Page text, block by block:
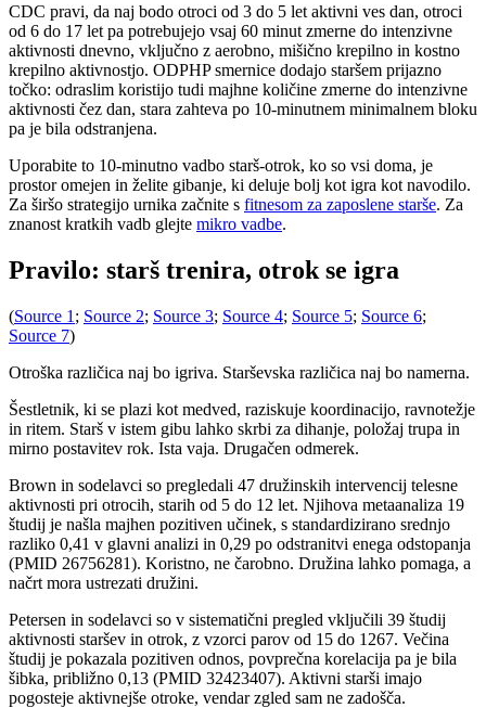
CDC pravi, da naj bodo otroci od 3 do 5 let aktivni ves dan, otroci
od 6 do 17 let pa potrebujejo vsaj 60 minut zmerne do intenzivne
aktivnosti dnevno, vključno z aerobno, mišično krepilno in kostno
krepilno aktivnostjo. ODPHP smernice dodajo staršem prijazno
točko: odraslim koristijo tudi majhne količine zmerne do intenzivne
aktivnosti čez dan, stara zahteva po 10-minutnem minimalnem bloku
pa je bila odstranjena.
Uporabite to 10-minutno vadbo starš-otrok, ko so vsi doma, je
prostor omejen in želite gibanje, ki deluje bolj kot igra kot navodilo.
Za širšo strategijo urnika začnite s fitnesom za zaposlene starše. Za
znanost kratkih vadb glejte mikro vadbe.
Pravilo: starš trenira, otrok se igra
(Source 1 ; Source 2; Source 3; Source 4; Source 5; Source 6;
Source 7)
Otroška različica naj bo igriva. Starševska različica naj bo namerna.
Šestletnik, ki se plazi kot medved, raziskuje koordinacijo, ravnotežje
in ritem. Starš v istem gibu lahko skrbi za dihanje, položaj trupa in
mirno postavitev rok. Ista vaja. Drugačen odmerek.
Brown in sodelavci so pregledali 47 družinskih intervencij telesne
aktivnosti pri otrocih, starih od 5 do 12 let. Njihova metaanaliza 19
študij je našla majhen pozitiven učinek, s standardizirano srednjo
razliko 0,41 v glavni analizi in 0,29 po odstranitvi enega odstopanja
(PMID 26756281). Koristno, ne čarobno. Družina lahko pomaga, a
načrt mora ustrezati družini.
Petersen in sodelavci so v sistematični pregled vključili 39 študij
aktivnosti staršev in otrok, z vzorci parov od 15 do 1267. Večina
študij je pokazala pozitiven odnos, povprečna korelacija pa je bila
šibka, približno 0,13 (PMID 32423407). Aktivni starši imajo
pogosteje aktivnejše otroke, vendar zgled sam ne zadošča.